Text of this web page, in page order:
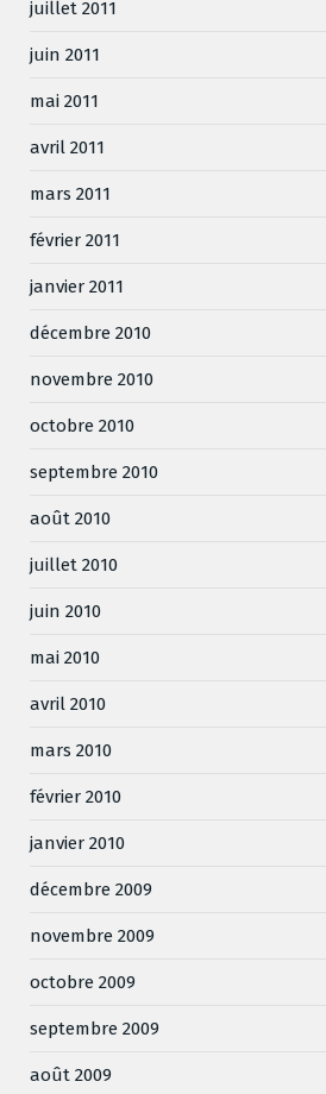
juillet 2011
juin 2011
mai 2011
avril 2011
mars 2011
février 2011
janvier 2011
décembre 2010
novembre 2010
octobre 2010
septembre 2010
août 2010
juillet 2010
juin 2010
mai 2010
avril 2010
mars 2010
février 2010
janvier 2010
décembre 2009
novembre 2009
octobre 2009
septembre 2009
août 2009